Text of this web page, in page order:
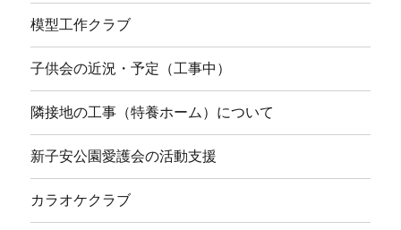
模型工作クラブ
子供会の近況・予定（工事中）
隣接地の工事（特養ホーム）について
新子安公園愛護会の活動支援
カラオケクラブ